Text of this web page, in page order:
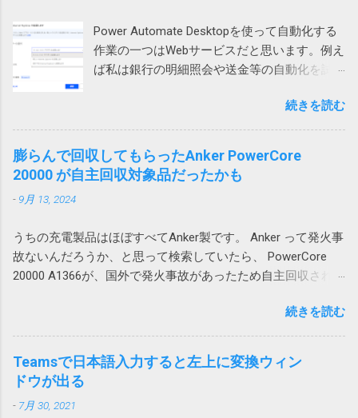
しまった。 ちなみに、暗号化方式がZipCrypt
でないとやはりWindows 標準のZIP機能では開
けないそうです。
シフトしようとします。これもまた右側のテ
ーブルが壊れてしまうため、エラーが起こる
というわけです。 回避策 テーブルに行や列を
追加するのではなく、シートに対して行全
エラーは発生しません。 この場合、人間が手
動で追加する場合はいいのですが、VBAを使っ
やっかいです。 一つのシートにテーブルを複
数追加する場合は、このような問題が起こら
ないようにレイアウトを考える必要がありま
は、列が少ないテーブルを下に配置すること
ため問題ありません。 そういうレイアウトに
けれど効果なし。 別のユーザープロファイル
では問題なし 問題はWindowsのローカルアカ
ウントで発生していました。 そのPCはAzure
アカウントでもサインイン可能だったので、
試しにそちらでログインしたところ、文字化
けしませんでした。 どうやらWindowsのユー
ザープロファイル依存の問題のようです。 残
がありそうです。 調査しながら、そういえ
ば、以前から同様の問題が発生していたこと
を思い出しました。その時は、ファイルを添
付してOutlook のWeb版で開くと問題ないので
とりあえずいいかとなった気がします。 ロー
生しないことを祈ります。 原因はAdobe
Power Automate Desktopを使って自動化する
作業の一つはWebサービスだと思います。例え
ば私は銀行の明細照会や送金等の自動化を試
なって来るのがダウンロードしたファイルの
処理です。例えば口座明細ファイルを保存す
るとか請求書を印刷するとかです。 ダウンロ
ードされたファイル名がわかっているのであ
れば簡単ですが、実際には毎回違うなんだか
ります。 ファイル名が確定しなければアクシ
ョンで指定してみようがないので困ります。
今回はそういうファイルの処理方法について
ると拡大できます。 ダウンロードアクション
を使用する Power Automate Desktopにはその
ものズバリの「Webからダウンロードします」
続きを読む
膨らんで回収してもらったAnker PowerCore
20000 が自主回収対象品だったかも
- 9月 13, 2024
うちの充電製品はほぼすべてAnker製です。 Anker って発火事
故ないんだろうか、と思って検索していたら、 PowerCore
20000 A1366が、国外で発火事故があったため自主回収されて
関するお詫びと回収のお知らせ | アンカー・ジャパン
(ankerjapan.com) そして、うちで使っていたのも PowerCore
20000 でした！？ キャンプ用にAnker PowerCore Essential
20000を購入 これ。姪にあげようと思ったら膨らんでいたの
で Anker Store 東京ミッドタウン八重洲に回収してもらいまし
た。 現在Amazonで販売されている PowerCore 20000 は
続きを読む
Teamsで日本語入力すると左上に変換ウィン
ドウが出る
- 7月 30, 2021